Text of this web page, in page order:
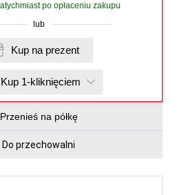
po opłaceniu zakupu
lub
Kup na prezent
Kup 1-kliknięciem
Przenieś na półkę
Do przechowalni